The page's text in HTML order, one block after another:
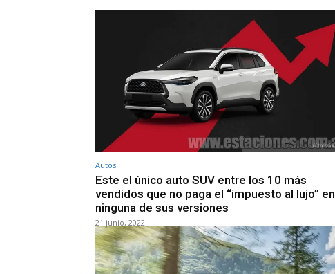
Autos
Este el único auto SUV entre los 10 más
vendidos que no paga el “impuesto al lujo” en
ninguna de sus versiones
21 junio, 2022